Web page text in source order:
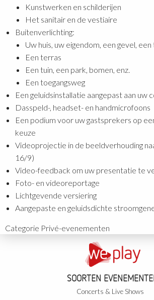
Kunstwerken en schilderijen
Het sanitair en de vestiaire
Buitenverlichting:
Uw huis, uw eigendom, een gevel, een
Een terras
Een tuin, een park, bomen, enz.
Een toegangsweg
Een geluidsinstallatie aangepast aan uw
Dasspeld-, headset- en handmicrofoons
Een podium voor uw gastsprekers op
keuze
Videoprojectie in de beeldverhouding
16/9)
Video-feedback om uw presentatie te
Foto- en videoreportage
Lichtgevende versiering
Aangepaste en geluidsdichte
Categorie Privé-evenementen
SOORTEN
Concerts & Live Shows